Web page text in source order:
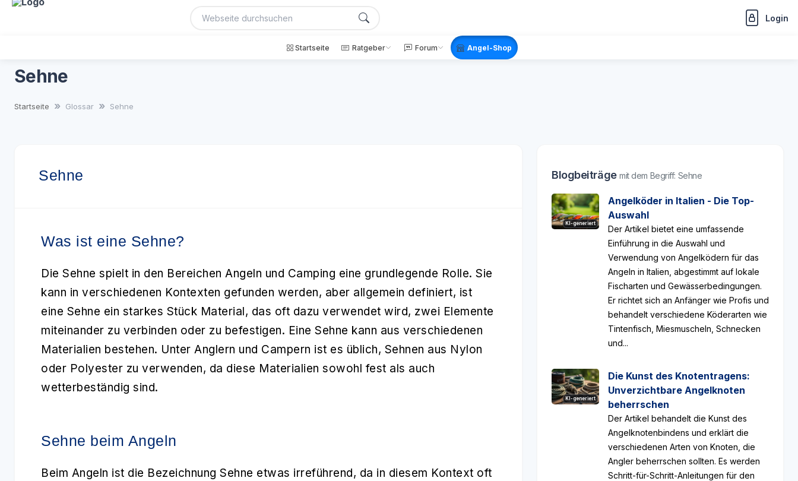
Login
Startseite Ratgeber Forum Angel-Shop
Sehne
Startseite Glossar Sehne
Sehne
Was ist eine Sehne?
Die Sehne spielt in den Bereichen Angeln und Camping eine grundlegende Rolle. Sie
kann in verschiedenen Kontexten gefunden werden, aber allgemein definiert, ist
eine Sehne ein starkes Stück Material, das oft dazu verwendet wird, zwei Elemente
miteinander zu verbinden oder zu befestigen. Eine Sehne kann aus verschiedenen
Materialien bestehen. Unter Anglern und Campern ist es üblich, Sehnen aus Nylon
oder Polyester zu verwenden, da diese Materialien sowohl fest als auch
wetterbeständig sind.
Sehne beim Angeln
Beim Angeln ist die Bezeichnung Sehne etwas irreführend, da in diesem Kontext oft
Blogbeiträgemit dem Begriff: Sehne
KI-generiert
Angelköder in Italien - Die Top-
Auswahl
Der Artikel bietet eine umfassende
Einführung in die Auswahl und
Verwendung von Angelködern für das
Angeln in Italien, abgestimmt auf lokale
Fischarten und Gewässerbedingungen.
Er richtet sich an Anfänger wie Profis und
behandelt verschiedene Köderarten wie
Tintenfisch, Miesmuscheln, Schnecken
und...
KI-generiert
Die Kunst des Knotentragens:
Unverzichtbare Angelknoten
beherrschen
Der Artikel behandelt die Kunst des
Angelknotenbindens und erklärt die
verschiedenen Arten von Knoten, die
Angler beherrschen sollten. Es werden
Schritt-für-Schritt-Anleitungen für den